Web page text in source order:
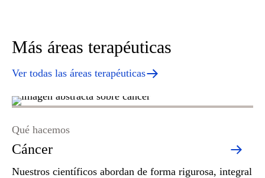
Más áreas terapéuticas
Ver todas las áreas terapéuticas
Cáncer
Qué hacemos
Nuestros científicos abordan de forma rigurosa, integral